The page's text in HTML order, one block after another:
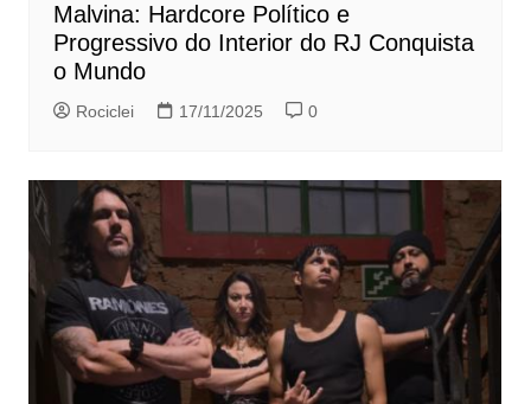
Malvina: Hardcore Político e
Progressivo do Interior do RJ Conquista
o Mundo
Rociclei 17/11/2025 0